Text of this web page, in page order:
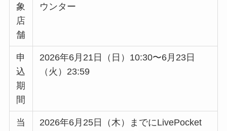
象
店
舗
ウンター
申
込
期
間
2026年6月21日（日）10:30〜6月23日
（火）23:59
当
2026年6月25日（木）までにLivePocket